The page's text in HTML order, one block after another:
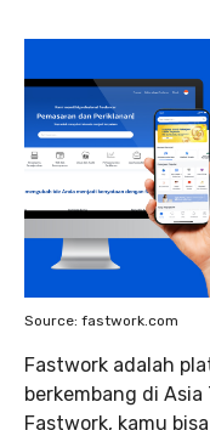
Source: fastwork.com
Fastwork adalah
berkembang di
Fastwork, kamu